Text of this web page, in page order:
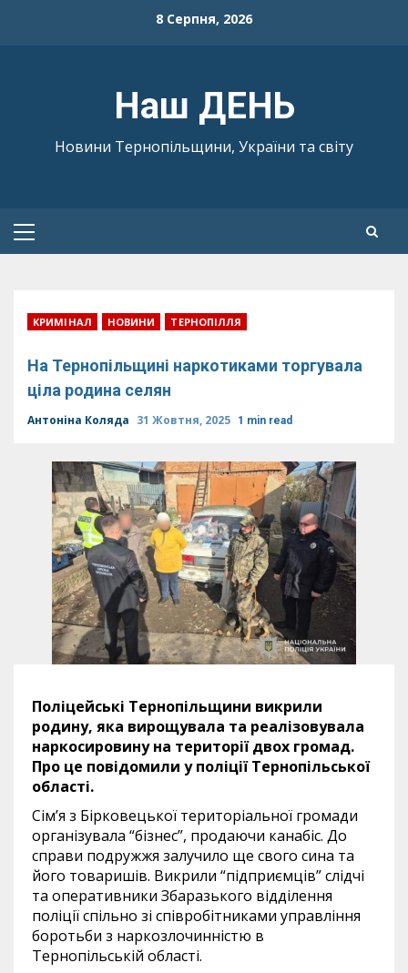
8 Серпня, 2026
Наш ДЕНЬ
Новини Тернопільщини, України та світу
Primary
КРИМІНАЛ НОВИНИ ТЕРНОПІЛЛЯ
На Тернопільщині наркотиками торгувала
ціла родина селян
Антоніна Коляда 31 Жовтня, 2025 1 min read
Поліцейські Тернопільщини викрили
родину, яка вирощувала та реалізовувала
наркосировину на території двох громад.
Про це повідомили у поліції Тернопільської
області.
Сім’я з Бірковецької територіальної громади
організувала “бізнес”, продаючи канабіс. До
справи подружжя залучило ще свого сина та
його товаришів. Викрили “підприємців” слідчі
та оперативники Збаразького відділення
поліції спільно зі співробітниками управління
боротьби з наркозлочинністю в
Тернопільській області.